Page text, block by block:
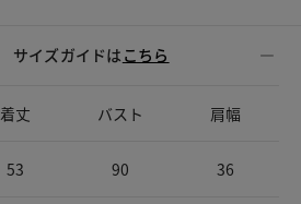
サイズガイドは こちら
着丈 バスト 肩幅
53 90 36